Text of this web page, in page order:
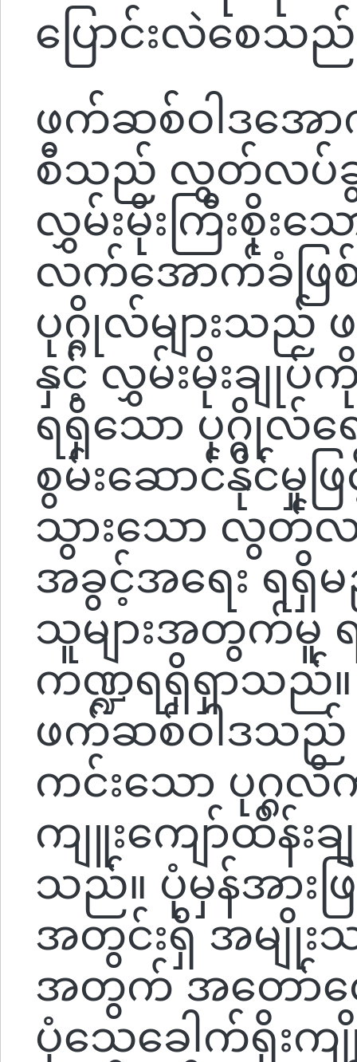
ပြောင်းလဲစေသည်
ဖက်ဆစ်ဝါဒအေ
စီသည် လွတ်လပ်ခွ
လွှမ်းမိုးကြီးစို
လက်အောက်ခံဖြ
ပုဂ္ဂိုလ်များသ
နှင့် လွှမ်းမိုးချုပ်ကို
ရရှိသော ပုဂ္ဂိုလ်ရ
စွမ်းဆောင်နိုင်မှုဖ
သွားသော လွတ်လ
အခွင့်အရေး ရရှိမ
သူများအတွက်မူ
ကဏ္ဍရရှိရှာသည်။
ဖက်ဆစ်ဝါဒသည်
ကင်းသော ပုဂ္ဂလိ
ကျူးကျော်ထိန်းခ
သည်။ ပုံမှန်အားဖ
အတွင်းရှိ အမျိုးသ
အတွက် အတော်လ
ပုံသေခေါက်ရိုးက